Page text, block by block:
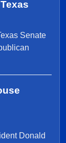
Senate
Donald